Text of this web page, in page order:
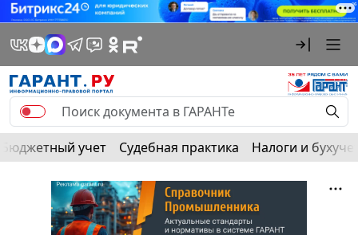
Бюджетный учет Судебная практика Налоги и